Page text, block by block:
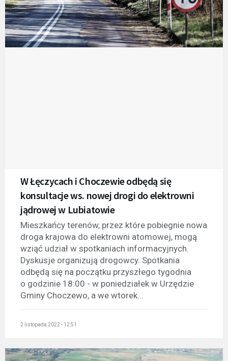
W Łęczycach i Choczewie odbędą się
konsultacje ws. nowej drogi do elektrowni
jądrowej w Lubiatowie
Mieszkańcy terenów, przez które pobiegnie nowa
droga krajowa do elektrowni atomowej, mogą
wziąć udział w spotkaniach informacyjnych.
Dyskusje organizują drogowcy. Spotkania
odbędą się na początku przyszłego tygodnia
o godzinie 18:00 - w poniedziałek w Urzędzie
Gminy Choczewo, a we wtorek...
2 listopada 2022 - 12:51